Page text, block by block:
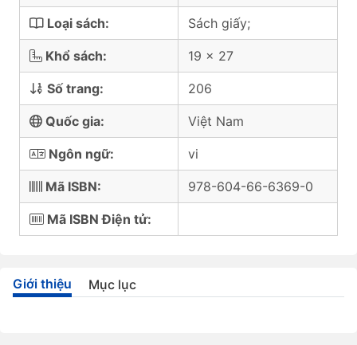
Loại sách: Sách giấy;
Khổ sách: 19 x 27
Số trang: 206
Quốc gia: Việt Nam
Ngôn ngữ: vi
Mã ISBN: 978-604-66-6369-0
Mã ISBN Điện tử:
Giới thiệu Mục lục